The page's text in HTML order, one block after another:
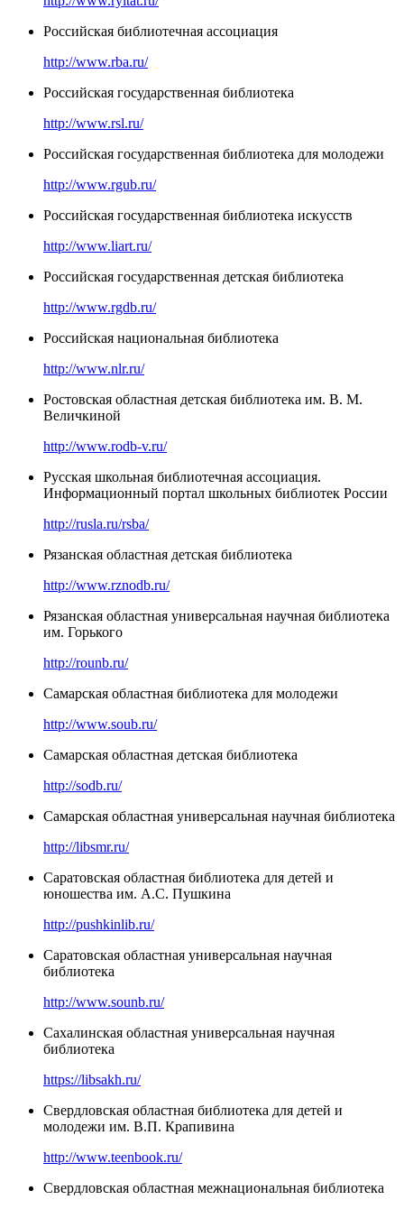
Российская библиотечная ассоциация
http://www.rba.ru/
Российская государственная библиотека
http://www.rsl.ru/
Российская государственная библиотека для молодежи
http://www.rgub.ru/
Российская государственная библиотека искусств
http://www.liart.ru/
Российская государственная детская библиотека
http://www.rgdb.ru/
Российская национальная библиотека
http://www.nlr.ru/
Ростовская областная детская библиотека им. В. М.
Величкиной
http://www.rodb-v.ru/
Русская школьная библиотечная ассоциация.
Информационный портал школьных библиотек России
http://rusla.ru/rsba/
Рязанская областная детская библиотека
http://www.rznodb.ru/
Рязанская областная универсальная научная библиотека
им. Горького
http://rounb.ru/
Самарская областная библиотека для молодежи
http://www.soub.ru/
Самарская областная детская библиотека
http://sodb.ru/
Самарская областная универсальная научная библиотека
http://libsmr.ru/
Саратовская областная библиотека для детей и
юношества им. А.С. Пушкина
http://pushkinlib.ru/
Саратовская областная универсальная научная
библиотека
http://www.sounb.ru/
Сахалинская областная универсальная научная
библиотека
https://libsakh.ru/
Свердловская областная библиотека для детей и
молодежи им. В.П. Крапивина
http://www.teenbook.ru/
Свердловская областная межнациональная библиотека